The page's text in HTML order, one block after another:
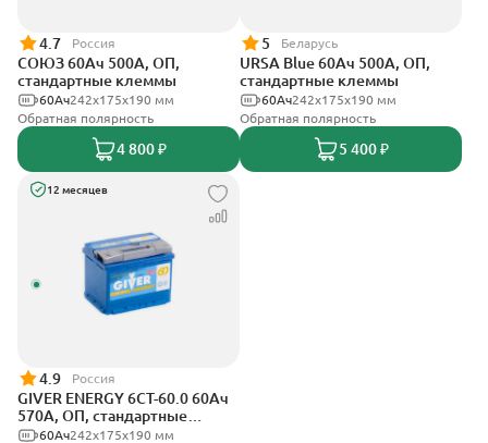
4.7 Россия
СОЮЗ 60Ач 500А, ОП,
стандартные клеммы
242x175x190 мм
60Ач
Обратная полярность
4 800 ₽
5 Беларусь
URSA Blue 60Ач 500А, ОП,
стандартные клеммы
242х175х190 мм
60Ач
Обратная полярность
5 400 ₽
12 месяцев
4.9 Россия
GIVER ENERGY 6СТ-60.0 60Ач
570А, ОП, стандартные
клеммы242х175х190 мм
60Ач